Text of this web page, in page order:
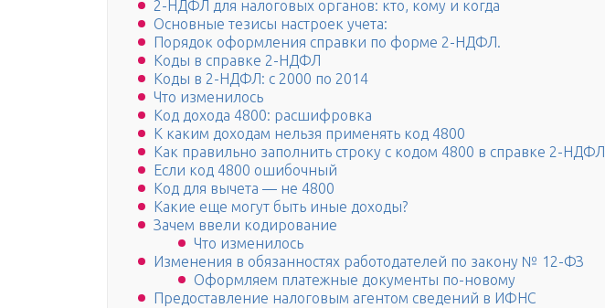
2-НДФЛ для налоговых органов: кто, кому и когда
Основные тезисы настроек учета:
Порядок оформления справки по форме 2-НДФЛ.
Коды в справке 2-НДФЛ
Коды в 2-НДФЛ: с 2000 по 2014
Что изменилось
Код дохода 4800: расшифровка
К каким доходам нельзя применять код 4800
Как правильно заполнить строку с кодом 4800 в справке 2-НДФЛ
Если код 4800 ошибочный
Код для вычета — не 4800
Какие еще могут быть иные доходы?
Зачем ввели кодирование
Что изменилось
Изменения в обязанностях работодателей по закону № 12-ФЗ
Оформляем платежные документы по-новому
Предоставление налоговым агентом сведений в ИФНС